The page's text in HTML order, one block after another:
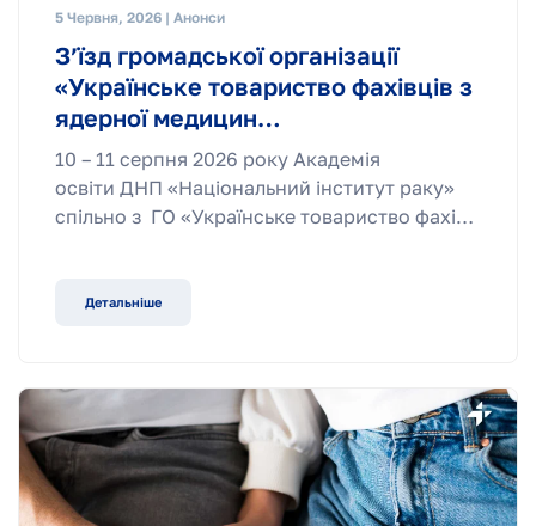
5 Червня, 2026 | Анонси
Зʼїзд громадської організації
«Українське товариство фахівців з
ядерної медицин…
10 – 11 серпня 2026 року Академія
освіти ДНП «Національний інститут раку»
спільно з ГО «Українське товариство фахі…
Детальніше